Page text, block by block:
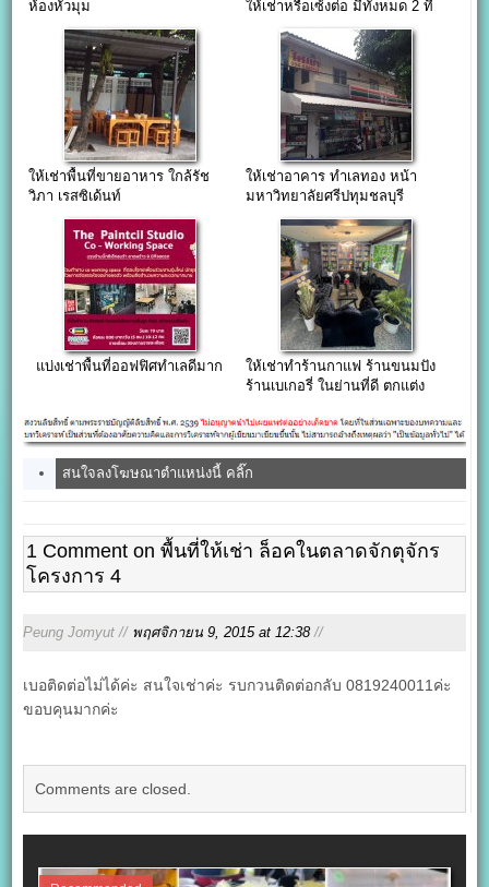
ห้องหัวมุม
ให้เช่าหรือเซ้งต่อ มีทั้งหมด 2 ที่
ให้เช่าพื้นที่ขายอาหาร ใกล้รัช
วิภา เรสซิเด้นท์
ให้เช่าอาคาร ทำเลทอง หน้า
มหาวิทยาลัยศรีปทุมชลบุรี
แบ่งเช่าพื้นที่ออฟฟิศทำเลดีมาก
ให้เช่าทำร้านกาแฟ ร้านขนมปัง
ร้านเบเกอรี่ ในย่านที่ดี ตกแต่ง
สนใจลงโฆษณาตำแหน่งนี้ คลิ๊ก
1 Comment on พื้นที่ให้เช่า ล็อคในตลาดจักตุจักร
โครงการ 4
Peung Jomyut // พฤศจิกายน 9, 2015 at 12:38 //
เบอติดต่อไม่ได้ค่ะ สนใจเช่าค่ะ รบกวนติดต่อกลับ 0819240011ค่ะ
ขอบคุนมากค่ะ
Comments are closed.